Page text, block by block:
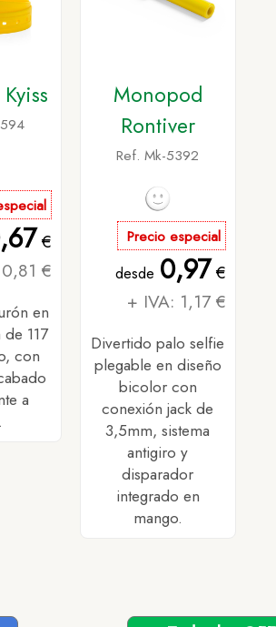
€
€
en
de 117
con
a
Monopod
Rontiver
Ref. Mk-5392
Precio especial
desde 0,97 €
+ IVA: 1,17 €
Divertido palo selfie
plegable en diseño
bicolor con
conexión jack de
3,5mm, sistema
antigiro y
disparador
integrado en
mango.